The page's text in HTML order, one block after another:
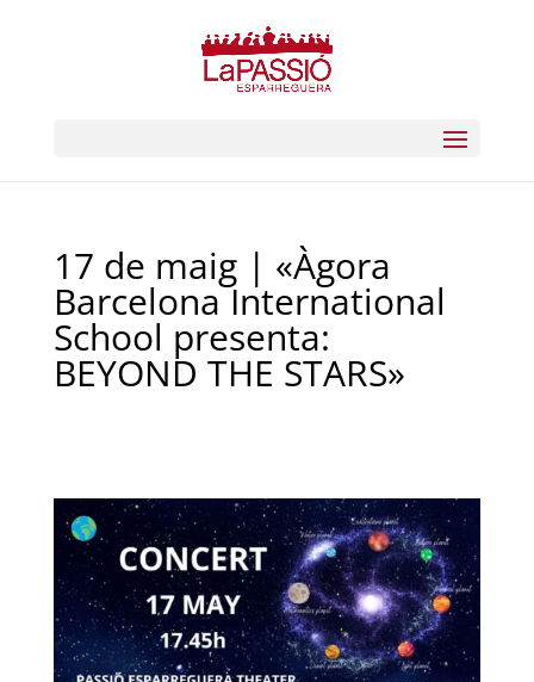
17 de maig | «Àgora
Barcelona International
School presenta:
BEYOND THE STARS»